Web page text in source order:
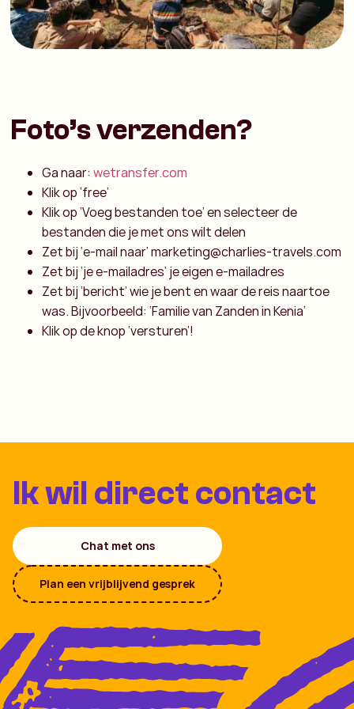
Foto’s verzenden?
Ga naar:wetransfer.com
Klik op ‘free’
Klik op ‘Voeg bestanden toe’ en selecteer de
bestanden die je met ons wilt delen
Zet bij ‘e-mail naar’ marketing@charlies-travels.com
Zet bij ‘je e-mailadres’ je eigen e-mailadres
Zet bij ‘bericht’ wie je bent en waar de reis naartoe
was. Bijvoorbeeld: ‘Familie van Zanden in Kenia’
Klik op de knop ‘versturen’!
Ik wil direct contact
Chat met ons
Plan een vrijblijvend gesprek